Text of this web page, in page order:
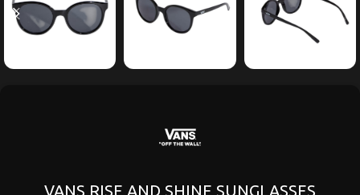
VANS RISE AND SHINE SUNGLASSES